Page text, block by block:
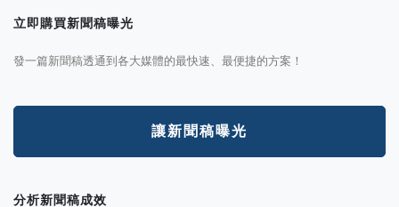
立即購買新聞稿曝光
發一篇新聞稿透通到各大媒體的最快速、最便捷的方案！
讓新聞稿曝光
分析新聞稿成效